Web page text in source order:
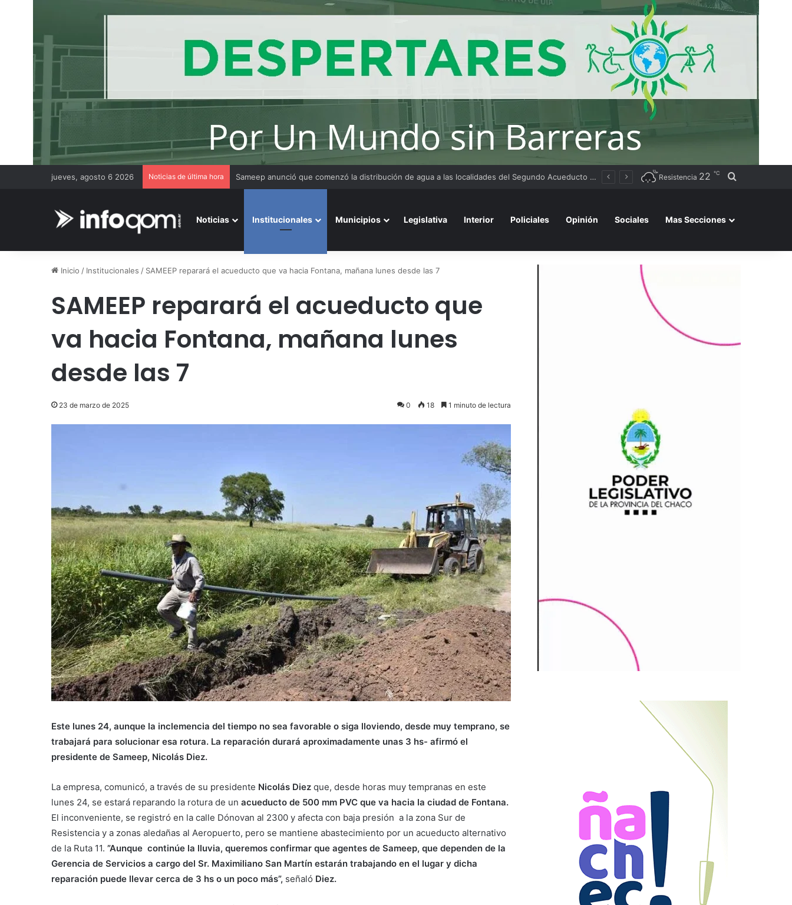
jueves, agosto 6 2026 Noticias de última hora Gremios y organizaciones sostienen la marcha pese a los cambios en la Ley de Tierras Resistencia 22 ℃ Buscar por
Noticias Institucionales Municipios Legislativa Interior Policiales Opinión Sociales Mas Secciones
Inicio / Institucionales / SAMEEP reparará el acueducto que va hacia Fontana, mañana lunes desde las 7
SAMEEP reparará el acueducto que
va hacia Fontana, mañana lunes
desde las 7
23 de marzo de 2025 0 18 1 minuto de lectura
Este lunes 24, aunque la inclemencia del tiempo no sea favorable o siga lloviendo, desde muy temprano, se
trabajará para solucionar esa rotura. La reparación durará aproximadamente unas 3 hs- afirmó el
presidente de Sameep, Nicolás Diez.
La empresa, comunicó, a través de su presidente Nicolás Diez que, desde horas muy tempranas en este
lunes 24, se estará reparando la rotura de un acueducto de 500 mm PVC que va hacia la ciudad de Fontana.
El inconveniente, se registró en la calle Dónovan al 2300 y afecta con baja presión a la zona Sur de
Resistencia y a zonas aledañas al Aeropuerto, pero se mantiene abastecimiento por un acueducto alternativo
de la Ruta 11. ”Aunque continúe la lluvia, queremos confirmar que agentes de Sameep, que dependen de la
Gerencia de Servicios a cargo del Sr. Maximiliano San Martín estarán trabajando en el lugar y dicha
reparación puede llevar cerca de 3 hs o un poco más”, señaló Diez.